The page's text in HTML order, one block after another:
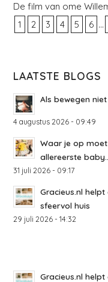
De film van ome
1
2 3 4 5 6 ...
LAATSTE BLOGS
Als bewegen
4 augustus 2026 - 09:49
Waar je op
allereerste
31 juli 2026 - 09:17
Gracieus.nl
sfeervol huis
29 juli 2026 - 14:32
Gracieus.nl